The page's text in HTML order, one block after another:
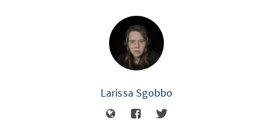
Larissa Sgobbo